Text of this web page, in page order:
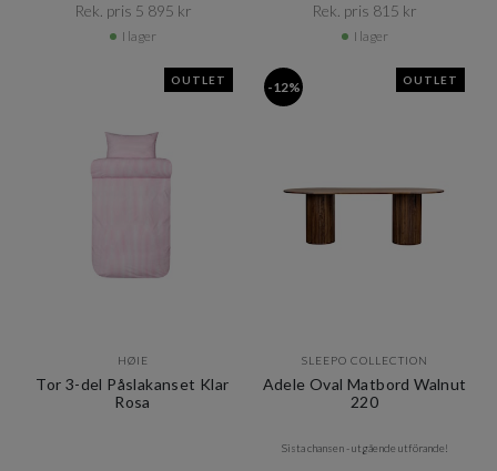
Rek. pris 5 895 kr​​
I lager
Rek. pris 815 kr​​
I lager
OUTLET
HØIE
Tor 3-del Påslakanset Klar
Rosa
-12% OUTLET
SLEEPO COLLECTION
Adele Oval Matbord Walnut
220
Sista chansen - utgående utförande!